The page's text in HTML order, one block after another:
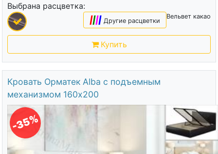
Выбрана расцветка:
Вельвет какао
|||| Другие расцветки
Купить
Кровать Орматек Alba с подъемным
механизмом 160х200
-35%